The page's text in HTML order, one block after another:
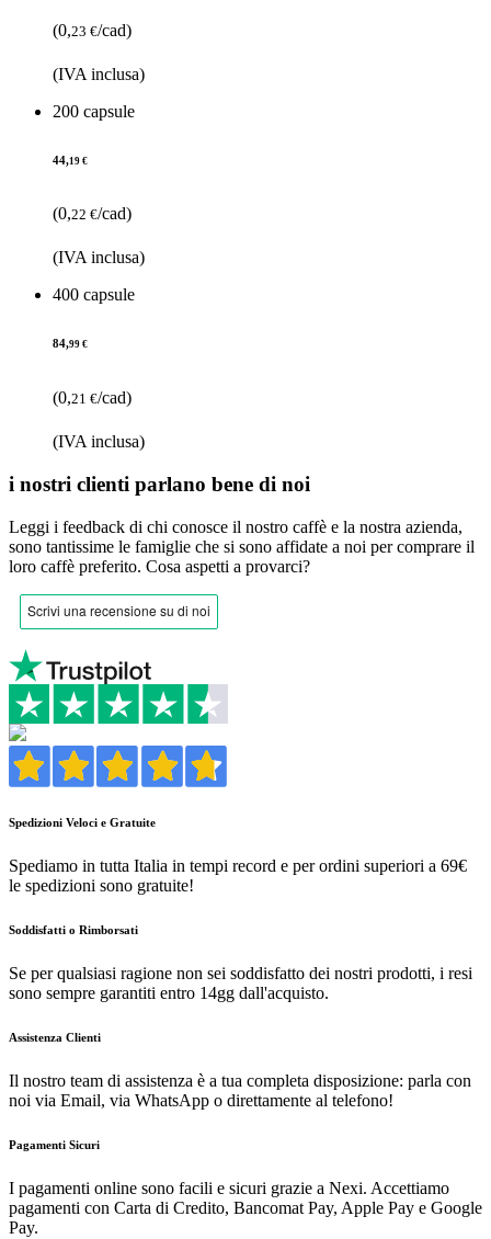
(0,23 €/cad)
(IVA inclusa)
200 capsule
44,19 €
(0,22 €/cad)
(IVA inclusa)
400 capsule
84,99 €
(0,21 €/cad)
(IVA inclusa)
i nostri clienti parlano bene di noi
Leggi i feedback di chi conosce il nostro caffè e la nostra azienda,
sono tantissime le famiglie che si sono affidate a noi per comprare il
loro caffè preferito. Cosa aspetti a provarci?
Spedizioni Veloci e Gratuite
Spediamo in tutta Italia in tempi record e per ordini superiori a 69€
le spedizioni sono gratuite!
Soddisfatti o Rimborsati
Se per qualsiasi ragione non sei soddisfatto dei nostri prodotti, i resi
sono sempre garantiti entro 14gg dall'acquisto.
Assistenza Clienti
Il nostro team di assistenza è a tua completa disposizione: parla con
noi via Email, via WhatsApp o direttamente al telefono!
Pagamenti Sicuri
I pagamenti online sono facili e sicuri grazie a Nexi. Accettiamo
pagamenti con Carta di Credito, Bancomat Pay, Apple Pay e Google
Pay.